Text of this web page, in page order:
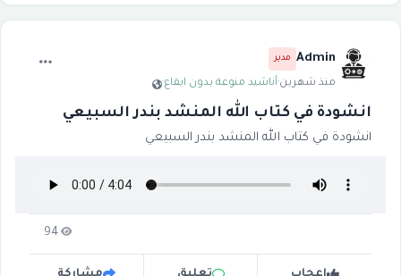
Admin مدير
منذ شهرين·أناشيد منوعة بدون ايقاع·
انشودة في كتاب الله المنشد بندر السبيعي
انشودة في كتاب الله المنشد بندر السبيعي
94